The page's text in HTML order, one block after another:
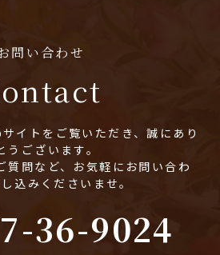
問い合わせ
イトをご覧いただき、誠にあり
うございます。
質問など、お気軽にお問い合わ
込みくださいませ。
36-9024